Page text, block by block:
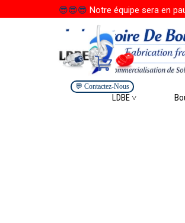
Aller au contenu
😎😎😎 Notre équipe sera en
💬 Contactez-Nous
LDBE ˅